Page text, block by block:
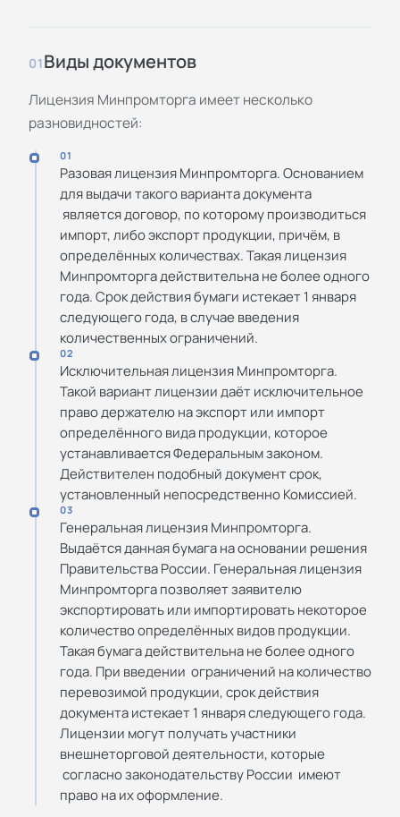
01Виды документов
Лицензия Минпромторга имеет несколько
разновидностей:
01
Разовая лицензия Минпромторга. Основанием
для выдачи такого варианта документа
является договор, по которому производиться
импорт, либо экспорт продукции, причём, в
определённых количествах. Такая лицензия
Минпромторга действительна не более одного
года. Срок действия бумаги истекает 1 января
следующего года, в случае введения
количественных ограничений.
02
Исключительная лицензия Минпромторга.
Такой вариант лицензии даёт исключительное
право держателю на экспорт или импорт
определённого вида продукции, которое
устанавливается Федеральным законом.
Действителен подобный документ срок,
установленный непосредственно Комиссией.
03
Генеральная лицензия Минпромторга.
Выдаётся данная бумага на основании решения
Правительства России. Генеральная лицензия
Минпромторга позволяет заявителю
экспортировать или импортировать некоторое
количество определённых видов продукции.
Такая бумага действительна не более одного
года. При введении ограничений на количество
перевозимой продукции, срок действия
документа истекает 1 января следующего года.
Лицензии могут получать участники
внешнеторговой деятельности, которые
согласно законодательству России имеют
право на их оформление.